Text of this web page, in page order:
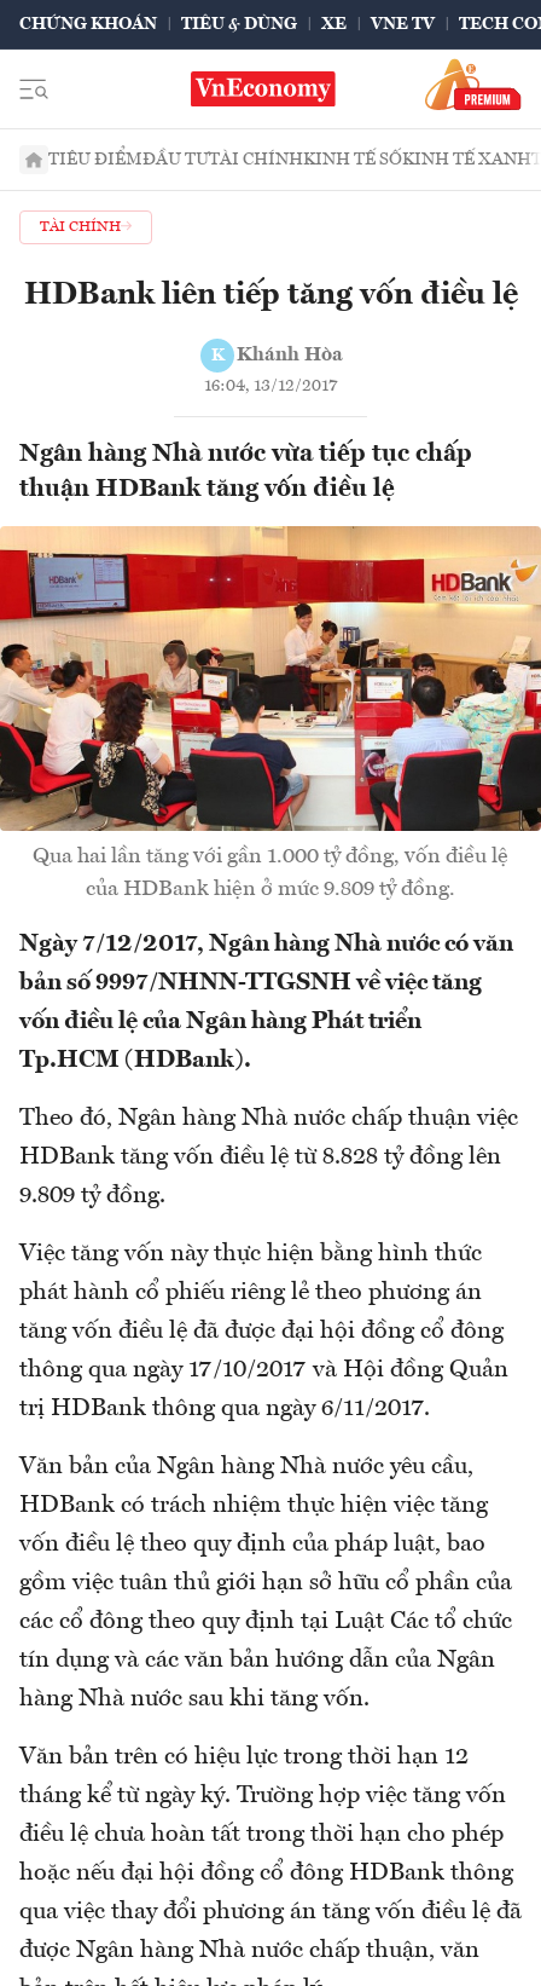
CHỨNG KHOÁN TIÊU & DÙNG XE VNE TV TECH
TIÊU ĐIỂMĐẦU TƯTÀI CHÍNHKINH TẾ SỐKINH TẾ XANH
TÀI CHÍNH
HDBank liên tiếp tăng vốn điều lệ
K Khánh Hòa
16:04, 13/12/2017
Ngân hàng Nhà nước vừa tiếp tục chấp
thuận HDBank tăng vốn điều lệ
Qua hai lần tăng với gần 1.000 tỷ đồng, vốn điều lệ
của HDBank hiện ở mức 9.809 tỷ đồng.
Ngày 7/12/2017, Ngân hàng Nhà nước có văn
bản số 9997/NHNN-TTGSNH về việc tăng
vốn điều lệ của Ngân hàng Phát triển
Tp.HCM (HDBank).
Theo đó, Ngân hàng Nhà nước chấp thuận việc
HDBank tăng vốn điều lệ từ 8.828 tỷ đồng lên
9.809 tỷ đồng.
Việc tăng vốn này thực hiện bằng hình thức
phát hành cổ phiếu riêng lẻ theo phương án
tăng vốn điều lệ đã được đại hội đồng cổ đông
thông qua ngày 17/10/2017 và Hội đồng Quản
trị HDBank thông qua ngày 6/11/2017.
Văn bản của Ngân hàng Nhà nước yêu cầu,
HDBank có trách nhiệm thực hiện việc tăng
vốn điều lệ theo quy định của pháp luật, bao
gồm việc tuân thủ giới hạn sở hữu cổ phần của
các cổ đông theo quy định tại Luật Các tổ chức
tín dụng và các văn bản hướng dẫn của Ngân
hàng Nhà nước sau khi tăng vốn.
Văn bản trên có hiệu lực trong thời hạn 12
tháng kể từ ngày ký. Trường hợp việc tăng vốn
điều lệ chưa hoàn tất trong thời hạn cho phép
hoặc nếu đại hội đồng cổ đông HDBank thông
qua việc thay đổi phương án tăng vốn điều lệ đã
được Ngân hàng Nhà nước chấp thuận, văn